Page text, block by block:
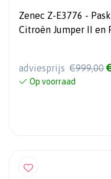
Zenec Z-E3776 - Pasklare
Citroën Jumper II en
adviesprijs €999,00
Op voorraad